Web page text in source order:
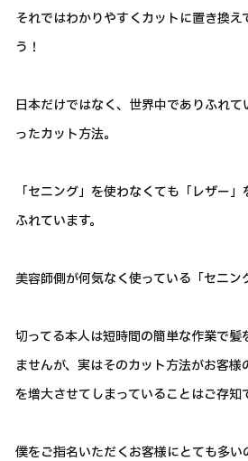
それではわかりやすくカットに置き換え
う！
日本だけではなく、世界中でありふれ
ったカット方法。
「セニング」を使わなくても「レザー
ふれています。
美容師側が何気なく使っている「セニン
切ってる本人は短時間の簡単な作業で
ませんが、実はそのカット方法がお客
を増大させてしまっていることはご存知
僕をご指名いただくお客様にとても多